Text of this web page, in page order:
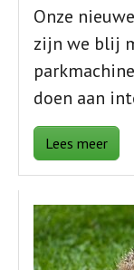
Onze
zijn we blij
doen aan
Lees meer